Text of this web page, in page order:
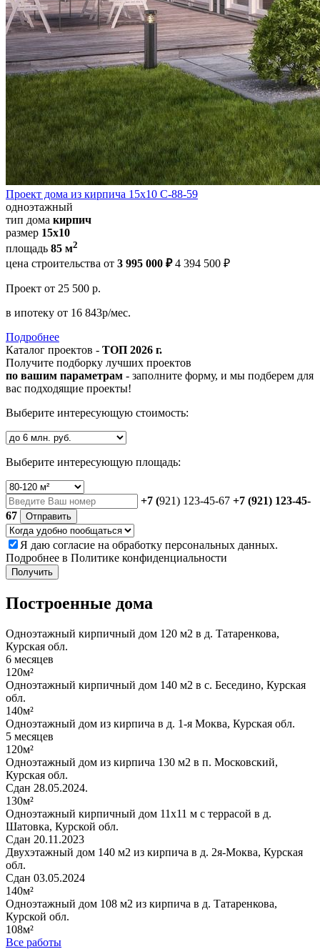
Проект дома из кирпича 15x10 С-88-59
одноэтажный
тип дома кирпич
размер 15x10
площадь 85 м2
цена строительства от 3 995 000 ₽ 4 394 500 ₽
Проект от 25 500 р.
в ипотеку от 16 843р/мес.
Подробнее
Каталог проектов - ТОП 2026 г.
Получите подборку лучших проектов
по вашим параметрам - заполните форму, и мы подберем для
вас подходящие проекты!
Выберите интересующую стоимость:
Выберите интересующую площадь:
+7 (921) 123-45-67 +7 (921) 123-45-
67
Отправить
Я даю согласие на обработку персональных данных.
Подробнее в Политике конфиденциальности
Получить
Построенные дома
Одноэтажный кирпичный дом 120 м2 в д. Татаренкова,
Курская обл.
6 месяцев
120м²
Одноэтажный кирпичный дом 140 м2 в с. Беседино, Курская
обл.
140м²
Одноэтажный дом из кирпича в д. 1-я Моква, Курская обл.
5 месяцев
120м²
Одноэтажный дом из кирпича 130 м2 в п. Московский,
Курская обл.
Сдан 28.05.2024.
130м²
Одноэтажный кирпичный дом 11х11 м с террасой в д.
Шатовка, Курской обл.
Сдан 20.11.2023
Двухэтажный дом 140 м2 из кирпича в д. 2я-Моква, Курская
обл.
Сдан 03.05.2024
140м²
Одноэтажный дом 108 м2 из кирпича в д. Татаренкова,
Курской обл.
108м²
Все работы